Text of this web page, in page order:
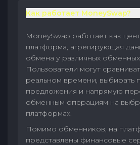
Как работает MoneySwap?
MoneySwap работает как
платформа, агрегирующая
обмена у различных
Пользователи могут
реальном времени, выбирать
предложения и напрямую
обменным операциям на
платформах.
Помимо обменников, на
представлены финансовые